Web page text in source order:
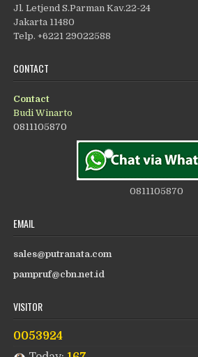
Jl. Letjend S.Parman Kav.22-24
Jakarta 11480
Telp. +6221 29022588
CONTACT
Contact
Budi Winarto
0811105870
0811105870
EMAIL
sales@putranata.com
pampruf@cbn.net.id
VISITOR
0053924